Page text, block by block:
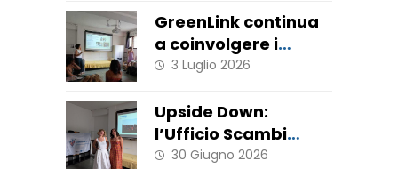
GreenLink continua
a coinvolgere i
giovani!
3 Luglio 2026
Upside Down:
l’Ufficio Scambi
Europei porta in
30 Giugno 2026